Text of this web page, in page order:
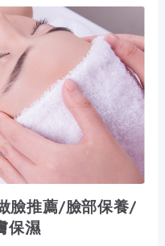
臉推薦/臉部保養/
保濕